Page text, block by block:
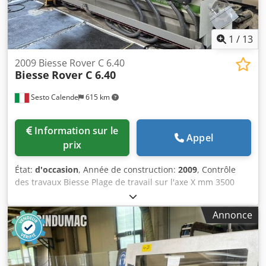
d’enlèvement de matière Garantie de 12 mois Localisation :
stock 54634 Bitburg - disponibilité immédiate -
1 / 13
Sesto Calende 615 km
2009 Biesse Rover C 6.40
Biesse Rover C 6.40
prix
Appel
État: d'occasion, Année de construction: 2009, Contrôle
des travaux Biesse Plage de travail sur l'axe X mm 3500
Plage de travail sur l'axe Y mm 1585 Course utile sur l'axe Z
mm 350 N ° 2 domaines de travail Plan de travail bar
Barres réglables n° 8 N° 4 barres pneumatiques en
Bakélite pour soulever le panneau N° 3 ventouses
réglables pour chaque barre avec joint sous vide pour fixer
le panneau pendant le traitement N° 1 Électrobroche
Annonce